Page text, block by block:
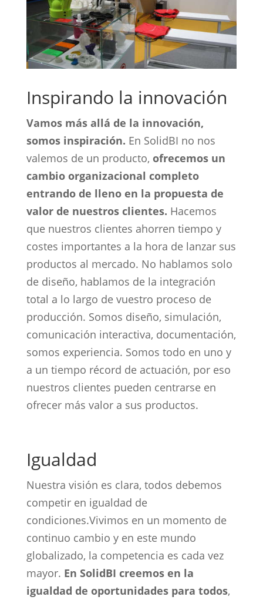
Inspirando la innovación
Vamos más allá de la innovación,
somos inspiración. En SolidBI no nos
valemos de un producto, ofrecemos un
cambio organizacional completo
entrando de lleno en la propuesta de
valor de nuestros clientes. Hacemos
que nuestros clientes ahorren tiempo y
costes importantes a la hora de lanzar sus
productos al mercado. No hablamos solo
de diseño, hablamos de la integración
total a lo largo de vuestro proceso de
producción. Somos diseño, simulación,
comunicación interactiva, documentación,
somos experiencia. Somos todo en uno y
a un tiempo récord de actuación, por eso
nuestros clientes pueden centrarse en
ofrecer más valor a sus productos.
Igualdad
Nuestra visión es clara, todos debemos
competir en igualdad de
condiciones.Vivimos en un momento de
continuo cambio y en este mundo
globalizado, la competencia es cada vez
mayor. En SolidBI creemos en la
igualdad de oportunidades para todos,